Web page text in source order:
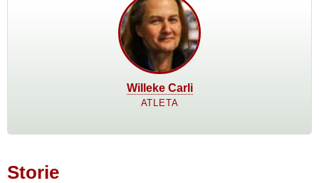
Willeke Carli
ATLETA
Storie